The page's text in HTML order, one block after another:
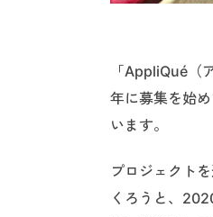
「AppliQué（
年に募集を始
います。
プロジェクト
くろうと、